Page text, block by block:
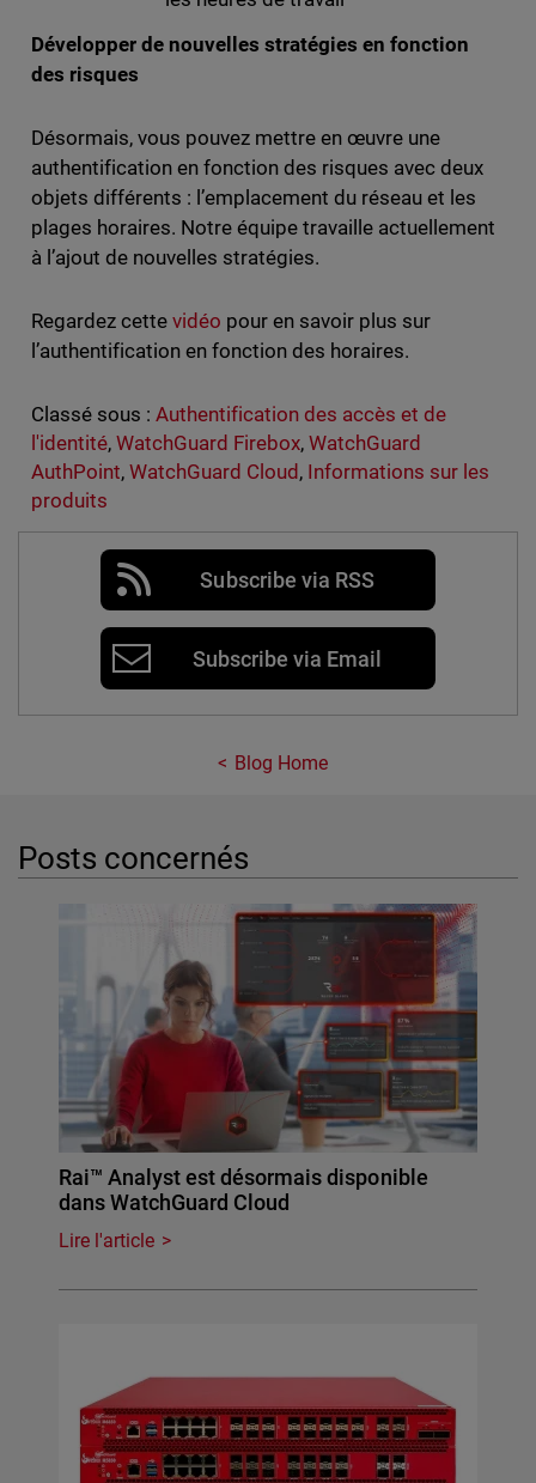
Développer de nouvelles stratégies en fonction
des risques
Désormais, vous pouvez mettre en œuvre une
authentification en fonction des risques avec deux
objets différents : l’emplacement du réseau et les
plages horaires. Notre équipe travaille actuellement
à l’ajout de nouvelles stratégies.
Regardez cette vidéo pour en savoir plus sur
l’authentification en fonction des horaires.
Classé sous : Authentification des accès et de
l'identité, WatchGuard Firebox,WatchGuard
AuthPoint, WatchGuard Cloud, Informations sur les
produits
Subscribe via RSS
Subscribe via Email
Blog Home
Posts concernés
Rai™ Analyst est désormais disponible
dans WatchGuard Cloud
Lire l'article